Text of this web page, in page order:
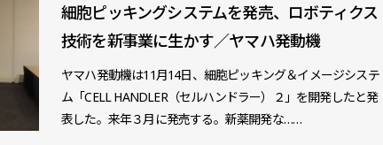
細胞ピッキングシステムを発売、ロボティクス
技術を新事業に生かす／ヤマハ発動機
ヤマハ発動機は11月14日、細胞ピッキング＆イメージシステ
ム「CELL HANDLER（セルハンドラー）２」を開発したと発
表した。来年３月に発売する。新薬開発な……